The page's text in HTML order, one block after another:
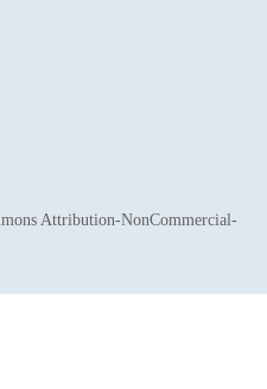
Attribution-NonCommercial-